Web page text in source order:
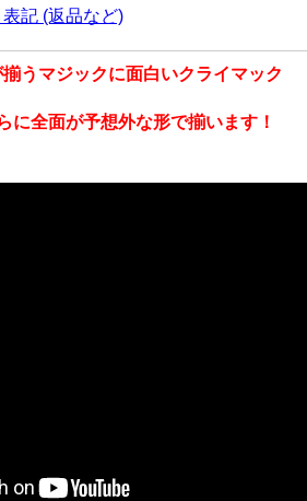
記 (返品など)
うマジックに面白いクライマック
に全面が予想外な形で揃います！